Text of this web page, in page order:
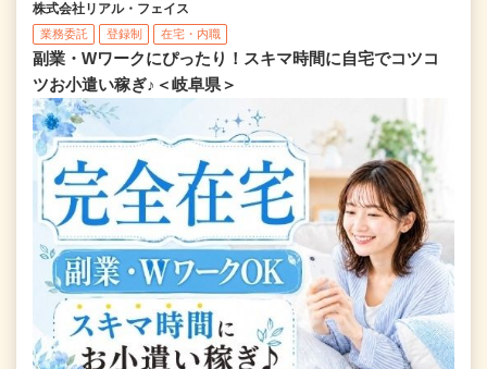
株式会社リアル・フェイス
業務委託 登録制 在宅・内職
副業・Wワークにぴったり！スキマ時間に自宅でコツコ
ツお小遣い稼ぎ♪＜岐阜県＞